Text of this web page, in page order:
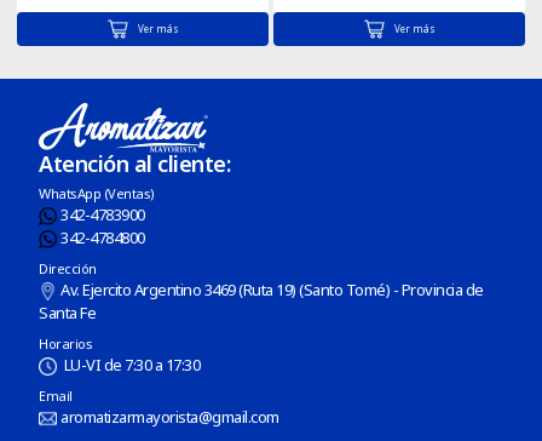
Ver más Ver más
Atención al cliente:
WhatsApp (Ventas)
342-4783900
342-4784800
Dirección
Av. Ejercito Argentino 3469 (Ruta 19) (Santo Tomé) - Provincia de
Santa Fe
Horarios
LU-VI de 7:30 a 17:30
Email
aromatizarmayorista@gmail.com